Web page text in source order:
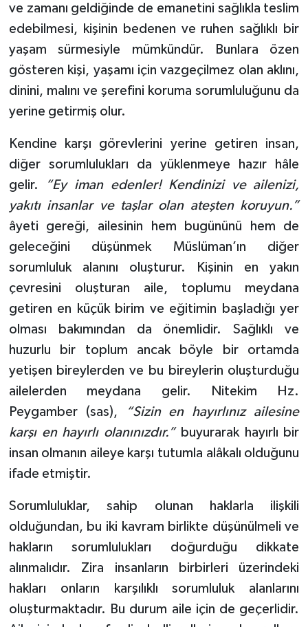
ve zamanı geldiğinde de emanetini sağlıkla teslim
edebilmesi, kişinin bedenen ve ruhen sağlıklı bir
yaşam sürmesiyle mümkündür. Bunlara özen
gösteren kişi, yaşamı için vazgeçilmez olan aklını,
dinini, malını ve şerefini koruma sorumluluğunu da
yerine getirmiş olur.
Kendine karşı görevlerini yerine getiren insan,
diğer sorumlulukları da yüklenmeye hazır hâle
gelir.
“Ey iman edenler! Kendinizi ve ailenizi,
yakıtı insanlar ve taşlar olan ateşten koruyun.”
âyeti gereği, ailesinin hem bugününü hem de
geleceğini düşünmek Müslüman’ın diğer
sorumluluk alanını oluşturur. Kişinin en yakın
çevresini oluşturan aile, toplumu meydana
getiren en küçük birim ve eğitimin başladığı yer
olması bakımından da önemlidir. Sağlıklı ve
huzurlu bir toplum ancak böyle bir ortamda
yetişen bireylerden ve bu bireylerin oluşturduğu
ailelerden meydana gelir. Nitekim Hz.
Peygamber (sas),
“Sizin en hayırlınız ailesine
karşı en hayırlı olanınızdır.”buyurarak hayırlı bir
insan olmanın aileye karşı tutumla alâkalı olduğunu
ifade etmiştir.
Sorumluluklar, sahip olunan haklarla ilişkili
olduğundan, bu iki kavram birlikte düşünülmeli ve
hakların sorumlulukları doğurduğu dikkate
alınmalıdır. Zira insanların birbirleri üzerindeki
hakları onların karşılıklı sorumluluk alanlarını
oluşturmaktadır. Bu durum aile için de geçerlidir.